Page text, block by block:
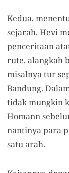
Kedua,
sejarah. Hevi
penceritaan
rute, alangkah
misalnya tur
Bandung.
tidak mungkin
Homann
nantinya para
satu arah.